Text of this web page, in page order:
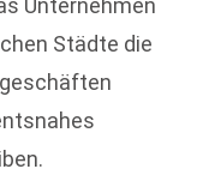
Unternehmen
Städte die